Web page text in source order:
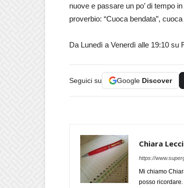
nuove e passare un po’ di tempo
proverbio: “Cuoca bendata”, cuoca
Da Lunedì a Venerdì alle 19:10 su
Seguici su Google Discover
Chiara Lecci
https://
Mi chiamo
posso